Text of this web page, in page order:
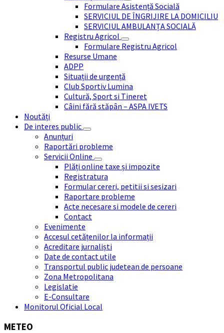
Formulare Asistență Socială
SERVICIUL DE ÎNGRIJIRE LA DOMICILIU
SERVICIUL AMBULANȚA SOCIALĂ
Registru Agricol
Formulare Registru Agricol
Resurse Umane
ADPP
Situații de urgență
Club Sportiv Lumina
Cultură, Sport si Tineret
Câini fără stăpân – ASPA IVETS
Noutăți
De interes public
Anunțuri
Raportări probleme
Servicii Online
Plăți online taxe și impozite
Registratura
Formular cereri, petitii si sesizari
Raportare probleme
Acte necesare si modele de cereri
Contact
Evenimente
Accesul cetățenilor la informații
Acreditare jurnaliști
Date de contact utile
Transportul public judetean de persoane
Zona Metropolitana
Legislatie
E-Consultare
Monitorul Oficial Local
METEO